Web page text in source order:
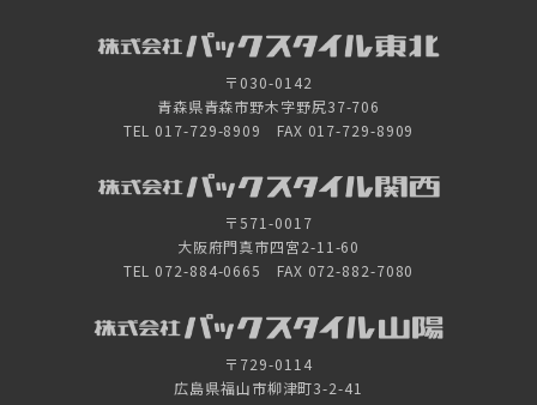
〒030-0142
青森県青森市野木字野尻37-706
TEL 017-729-8909 FAX 017-729-8909
〒571-0017
大阪府門真市四宮2-11-60
TEL 072-884-0665 FAX 072-882-7080
〒729-0114
広島県福山市柳津町3-2-41